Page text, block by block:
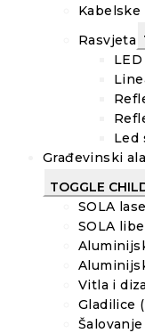
Kabelske
Rasvjeta
Led
Građevinski
TOGGLE
SOLA
SOLA
Vitla i
Gladilice
Šalovanje